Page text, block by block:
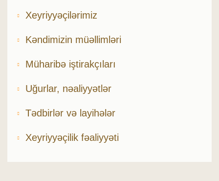
Xeyriyyəçilərimiz
Kəndimizin müəllimləri
Müharibə iştirakçıları
Uğurlar, nəaliyyətlər
Tədbirlər və layihələr
Xeyriyyəçilik fəaliyyəti